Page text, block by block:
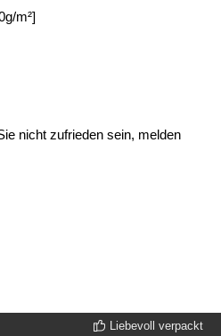
m²]
nicht zufrieden sein, melden
Liebevoll verpackt